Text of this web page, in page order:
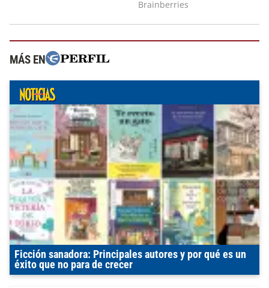
MÁS EN
Ficción sanadora: Principales autores y por qué es un
éxito que no para de crecer